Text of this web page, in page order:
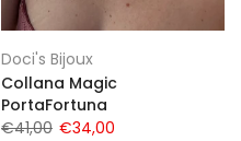
Doci's Bijoux
Collana Magic
PortaFortuna
€41,00 €34,00